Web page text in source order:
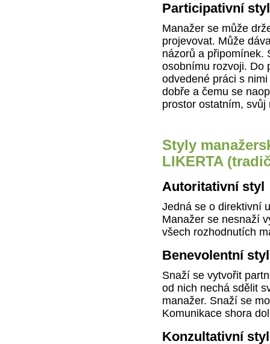
Participativní
Manažer se může
projevovat. Může
názorů a připomínek.
osobnímu rozvoji. Do
odvedené práci s
dobře a čemu se
prostor ostatním,
Styly
LIKERTA
Autoritativní styl
Jedná se o direktivní
Manažer se nesnaží
všech rozhodnutích
Benevolentní styl
Snaží se vytvořit
od nich nechá sdělit
manažer. Snaží se
Komunikace shora
Konzultativní styl